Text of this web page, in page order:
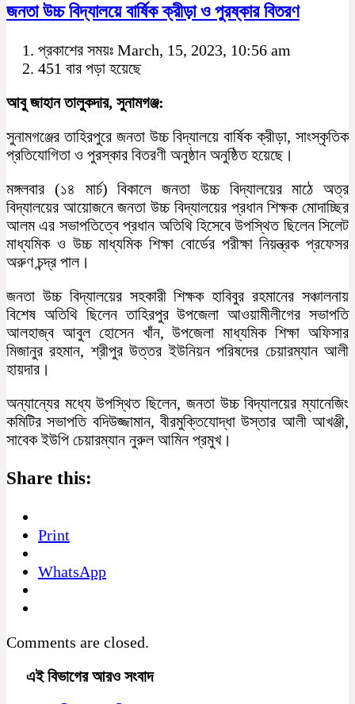
জনতা উচ্চ বিদ্যালয়ে বার্ষিক ক্রীড়া ও পুরষ্কার বিতরণ
প্রকাশের সময়ঃ March, 15, 2023, 10:56 am
451 বার পড়া হয়েছে
আবু জাহান তালুকদার, সুনামগঞ্জ:
সুনামগঞ্জের তাহিরপুরে জনতা উচ্চ বিদ্যালয়ে বার্ষিক ক্রীড়া, সাংস্কৃতিক
প্রতিযোগিতা ও পুরস্কার বিতরণী অনুষ্ঠান অনুষ্ঠিত হয়েছে।
মঙ্গলবার (১৪ মার্চ) বিকালে জনতা উচ্চ বিদ্যালয়ের মাঠে অত্র
বিদ্যালয়ের আয়োজনে জনতা উচ্চ বিদ্যালয়ের প্রধান শিক্ষক মোদাচ্ছির
আলম এর সভাপতিত্বে প্রধান অতিথি হিসেবে উপস্থিত ছিলেন সিলেট
মাধ্যমিক ও উচ্চ মাধ্যমিক শিক্ষা বোর্ডের পরীক্ষা নিয়ন্ত্রক প্রফেসর
অরুণ চন্দ্র পাল।
জনতা উচ্চ বিদ্যালয়ের সহকারী শিক্ষক হাবিবুর রহমানের সঞ্চালনায়
বিশেষ অতিথি ছিলেন তাহিরপুর উপজেলা আওয়ামীলীগের সভাপতি
আলহাজ্ব আবুল হোসেন খাঁন, উপজেলা মাধ্যমিক শিক্ষা অফিসার
মিজানুর রহমান, শ্রীপুর উত্তর ইউনিয়ন পরিষদের চেয়ারম্যান আলী
হায়দার।
অন্যান্যের মধ্যে উপস্থিত ছিলেন, জনতা উচ্চ বিদ্যালয়ের ম্যানেজিং
কমিটির সভাপতি বদিউজ্জামান, বীরমুক্তিযোদ্ধা উস্তার আলী আখঞ্জী,
সাবেক ইউপি চেয়ারম্যান নুরুল আমিন প্রমুখ।
Share this:
Print
WhatsApp
Comments are closed.
এই বিভাগের আরও সংবাদ